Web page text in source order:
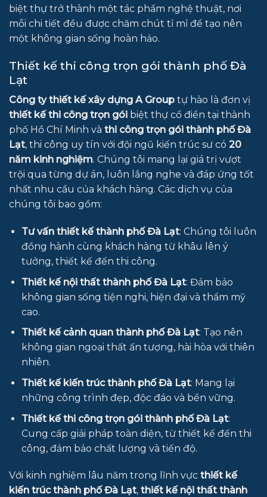
biệt thự trở thành một tác phẩm nghệ thuật, nơi
mỗi chi tiết đều được chăm chút tỉ mỉ để tạo nên
một không gian sống hoàn hảo.
Thiết kế thi công trọn gói thành phố Đà
Lạt
Công ty thiết kế xây dựng A Group tự hào là đơn vị
thiết kế thi công trọn gói biệt thự cổ điển tại thành
phố Hồ Chí Minh và thi công trọn gói thành phố Đà
Lạt, thi công uy tín với đội ngũ kiến trúc sư có 20
năm kinh nghiệm. Chúng tôi mang lại giá trị vượt
trội qua từng dự án, luôn lắng nghe và đáp ứng tốt
nhất nhu cầu của khách hàng. Các dịch vụ của
chúng tôi bao gồm:
Tư vấn thiết kế thành phố Đà Lạt: Chúng tôi luôn
đồng hành cùng khách hàng từ khâu lên ý
tưởng, thiết kế đến thi công.
Thiết kế nội thất thành phố Đà Lạt: Đảm bảo
không gian sống tiện nghi, hiện đại và thẩm mỹ
cao.
Thiết kế cảnh quan thành phố Đà Lạt: Tạo nên
không gian ngoại thất ấn tượng, hài hòa với thiên
nhiên.
Thiết kế kiến trúc thành phố Đà Lạt: Mang lại
những công trình đẹp, độc đáo và bền vững.
Thiết kế thi công trọn gói thành phố Đà Lạt:
Cung cấp giải pháp toàn diện, từ thiết kế đến thi
công, đảm bảo chất lượng và tiến độ.
Với kinh nghiệm lâu năm trong lĩnh vực thiết kế
kiến trúc thành phố Đà Lạt, thiết kế nội thất thành